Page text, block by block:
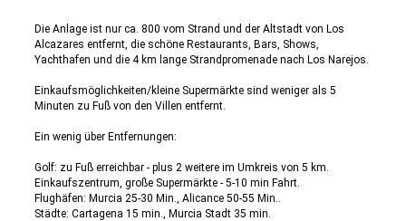
Die Anlage ist nur ca. 800 vom Strand und der Altstadt von Los
Alcazares entfernt, die schöne Restaurants, Bars, Shows,
Yachthafen und die 4 km lange Strandpromenade nach Los Narejos.
Einkaufsmöglichkeiten/kleine Supermärkte sind weniger als 5
Minuten zu Fuß von den Villen entfernt.
Ein wenig über Entfernungen:
Golf: zu Fuß erreichbar - plus 2 weitere im Umkreis von 5 km.
Einkaufszentrum, große Supermärkte - 5-10 min Fahrt.
Flughäfen: Murcia 25-30 Min., Alicance 50-55 Min..
Städte: Cartagena 15 min., Murcia Stadt 35 min.